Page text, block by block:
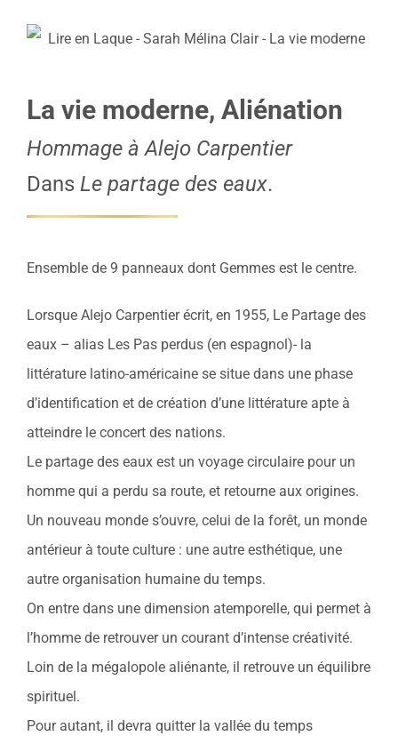
La vie moderne, Aliénation
Hommage à Alejo Carpentier
Dans Le partage des eaux.
Ensemble de 9 panneaux dont Gemmes est le centre.
Lorsque Alejo Carpentier écrit, en 1955, Le Partage des
eaux – alias Les Pas perdus (en espagnol)- la
littérature latino-américaine se situe dans une phase
d’identification et de création d’une littérature apte à
atteindre le concert des nations.
Le partage des eaux est un voyage circulaire pour un
homme qui a perdu sa route, et retourne aux origines.
Un nouveau monde s’ouvre, celui de la forêt, un monde
antérieur à toute culture : une autre esthétique, une
autre organisation humaine du temps.
On entre dans une dimension atemporelle, qui permet à
l’homme de retrouver un courant d’intense créativité.
Loin de la mégalopole aliénante, il retrouve un équilibre
spirituel.
Pour autant, il devra quitter la vallée du temps